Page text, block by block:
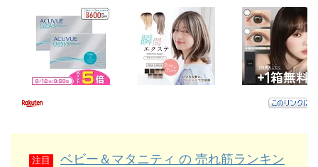
注目
ベビー＆マタニティ の 売れ筋ランキン